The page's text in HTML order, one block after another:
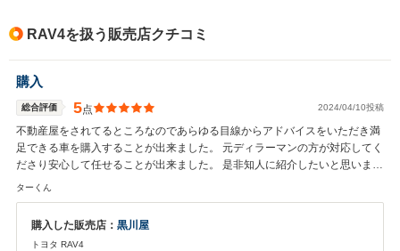
RAV4を扱う販売店クチコミ
購入
総合評価 5点 2024/04/10投稿
不動産屋をされてるところなのであらゆる目線からアドバイスをいただき満
足できる車を購入することが出来ました。 元ディラーマンの方が対応してく
ださり安心して任せることが出来ました。 是非知人に紹介したいと思いま
す。
ターくん
購入した販売店： 黒川屋
トヨタ RAV4